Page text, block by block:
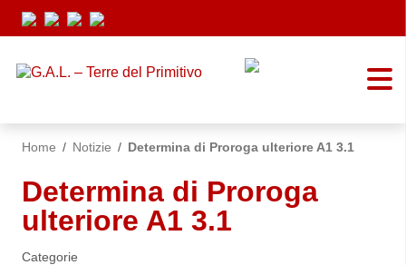
Vai ai contenuti
Vai al menu di navigazione
Home / Notizie / Determina di Proroga ulteriore A1 3.1
Determina di Proroga
ulteriore A1 3.1
Categorie